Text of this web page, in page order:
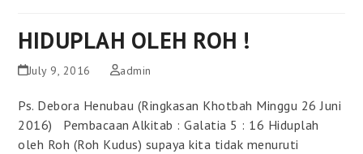
HIDUPLAH OLEH ROH !
July 9, 2016 admin
Ps. Debora Henubau (Ringkasan Khotbah Minggu 26 Juni
2016) Pembacaan Alkitab : Galatia 5 : 16 Hiduplah
oleh Roh (Roh Kudus) supaya kita tidak menuruti